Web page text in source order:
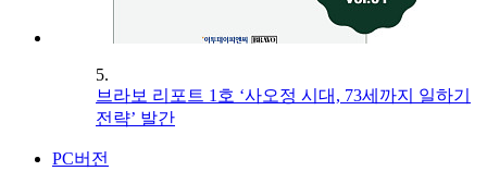
5.
브라보 리포트 1호 ‘사오정 시대, 73세까지 일하기
전략’ 발간
PC버전